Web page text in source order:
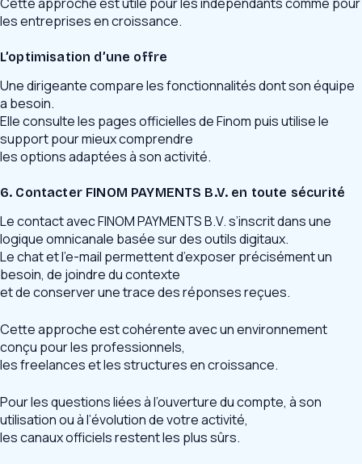
les entreprises en croissance.
L’optimisation d’une offre
Une dirigeante compare les fonctionnalités dont son équipe
a besoin.
Elle consulte les pages officielles de Finom puis utilise le
support pour mieux comprendre
les options adaptées à son activité.
6. Contacter FINOM PAYMENTS B.V. en toute sécurité
Le contact avec FINOM PAYMENTS B.V. s’inscrit dans une
logique omnicanale basée sur des outils digitaux.
Le chat et l’e-mail permettent d’exposer précisément un
besoin, de joindre du contexte
et de conserver une trace des réponses reçues.
Cette approche est cohérente avec un environnement
conçu pour les professionnels,
les freelances et les structures en croissance.
Pour les questions liées à l’ouverture du compte, à son
utilisation ou à l’évolution de votre activité,
les canaux officiels restent les plus sûrs.